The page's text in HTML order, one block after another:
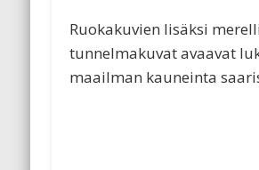
Ruokakuvien lisäksi
tunnelmakuvat avaavat
maailman kauneinta